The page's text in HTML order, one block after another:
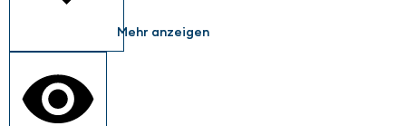
Mehr anzeigen